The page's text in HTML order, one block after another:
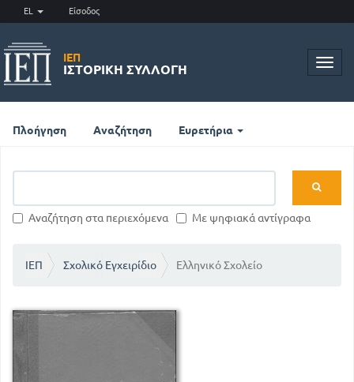
EL Είσοδος
ΙΕΠ
ΙΣΤΟΡΙΚΉ ΣΥΛΛΟΓΉ
Πλοήγηση Αναζήτηση Ευρετήρια
Αναζήτηση στα περιεχόμενα Με ψηφιακά αντίγραφα
ΙΕΠ Σχολικό Εγχειρίδιο Ελληνικό Σχολείο